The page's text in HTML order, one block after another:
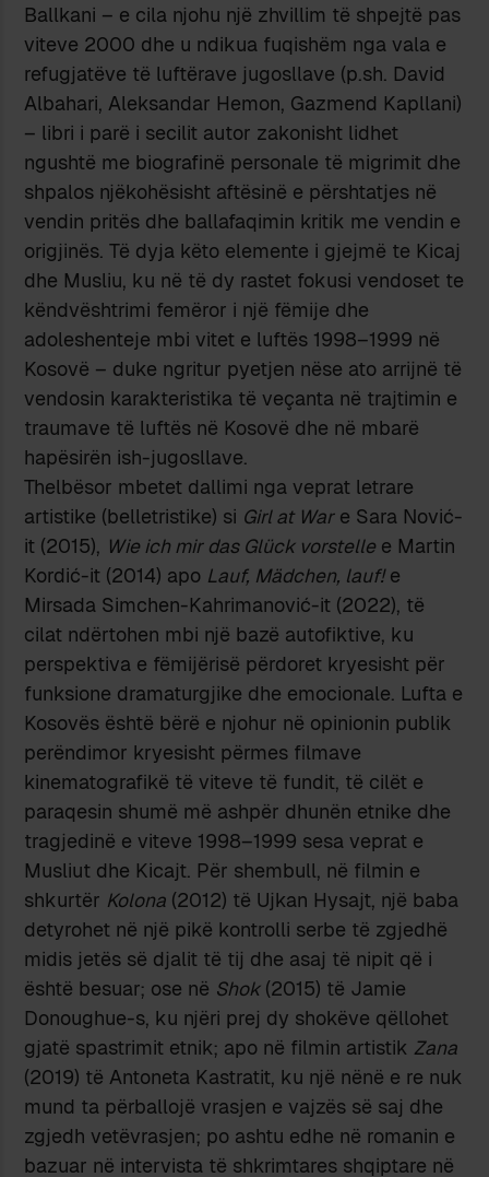
Ballkani – e cila njohu një zhvillim të shpejtë pas
viteve 2000 dhe u ndikua fuqishëm nga vala e
refugjatëve të luftërave jugosllave (p.sh. David
Albahari, Aleksandar Hemon, Gazmend Kapllani)
– libri i parë i secilit autor zakonisht lidhet
ngushtë me biografinë personale të migrimit dhe
shpalos njëkohësisht aftësinë e përshtatjes në
vendin pritës dhe ballafaqimin kritik me vendin e
origjinës. Të dyja këto elemente i gjejmë te Kicaj
dhe Musliu, ku në të dy rastet fokusi vendoset te
këndvështrimi femëror i një fëmije dhe
adoleshenteje mbi vitet e luftës 1998–1999 në
Kosovë – duke ngritur pyetjen nëse ato arrijnë të
vendosin karakteristika të veçanta në trajtimin e
traumave të luftës në Kosovë dhe në mbarë
hapësirën ish-jugosllave.
Thelbësor mbetet dallimi nga veprat letrare
artistike (belletristike) si Girl at Ware Sara Nović-
it (2015), Wie ich mir das Glück vorstelle e Martin
Kordić-it (2014) apo Lauf, Mädchen, lauf!e
Mirsada Simchen-Kahrimanović-it (2022), të
cilat ndërtohen mbi një bazë autofiktive, ku
perspektiva e fëmijërisë përdoret kryesisht për
funksione dramaturgjike dhe emocionale. Lufta e
Kosovës është bërë e njohur në opinionin publik
perëndimor kryesisht përmes filmave
kinematografikë të viteve të fundit, të cilët e
paraqesin shumë më ashpër dhunën etnike dhe
tragjedinë e viteve 1998–1999 sesa veprat e
Musliut dhe Kicajt. Për shembull, në filmin e
shkurtër Kolona (2012) të Ujkan Hysajt, një baba
detyrohet në një pikë kontrolli serbe të zgjedhë
midis jetës së djalit të tij dhe asaj të nipit që i
është besuar; ose në Shok(2015) të Jamie
Donoughue-s, ku njëri prej dy shokëve qëllohet
gjatë spastrimit etnik; apo në filmin artistik Zana
(2019) të Antoneta Kastratit, ku një nënë e re nuk
mund ta përballojë vrasjen e vajzës së saj dhe
zgjedh vetëvrasjen; po ashtu edhe në romanin e
bazuar në intervista të shkrimtares shqiptare në